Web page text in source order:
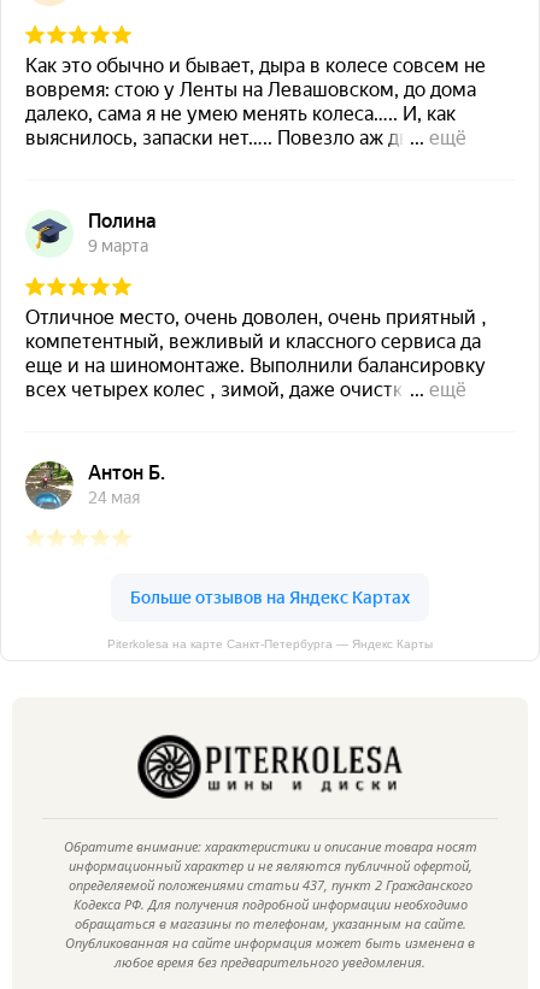
Piterkolesa на карте Санкт‑Петербурга — Яндекс Карты
Обратите внимание: характеристики и описание товара носят
информационный характер и не являются публичной офертой,
определяемой положениями статьи 437, пункт 2 Гражданского
Кодекса РФ. Для получения подробной информации необходимо
обращаться в магазины по телефонам, указанным на сайте.
Опубликованная на сайте информация может быть изменена в
любое время без предварительного уведомления.